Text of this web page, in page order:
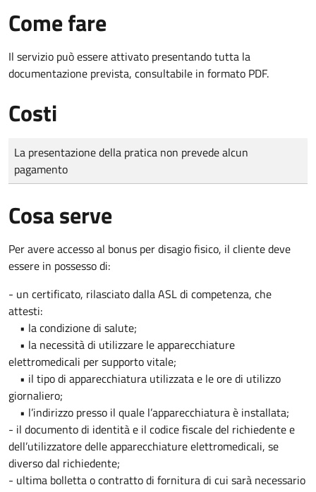
Come fare
Il servizio può essere attivato presentando tutta la
documentazione prevista, consultabile in formato PDF.
Costi
Tipo di pagamento
Importo
La presentazione della pratica non prevede alcun
pagamento
Cosa serve
Per avere accesso al bonus per disagio fisico, il cliente deve
essere in possesso di:
- un certificato, rilasciato dalla ASL di competenza, che
attesti:
• la condizione di salute;
• la necessità di utilizzare le apparecchiature
elettromedicali per supporto vitale;
• il tipo di apparecchiatura utilizzata e le ore di utilizzo
giornaliero;
• l’indirizzo presso il quale l’apparecchiatura è installata;
- il documento di identità e il codice fiscale del richiedente e
dell’utilizzatore delle apparecchiature elettromedicali, se
diverso dal richiedente;
- ultima bolletta o contratto di fornitura di cui sarà necessario